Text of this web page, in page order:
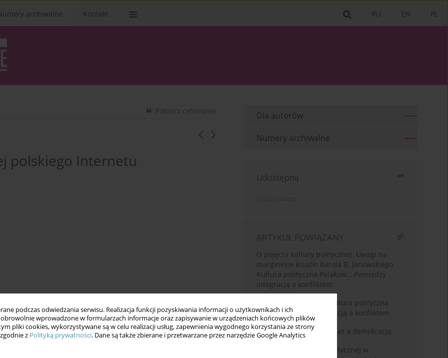
podczas odwiedzania serwisu. Realizacja funkcji pozyskiwania informacji o użytkownikach i ich
wprowadzone w formularzach informacje oraz zapisywanie w urządzeniach końcowych plików
pliki cookies, wykorzystywane są w celu realizacji usług, zapewnienia wygodnego korzystania ze strony
z Polityką prywatności. Dane są także zbierane i przetwarzane przez narzędzie Google Analytics
PL
EN
RU
archiwalne Kontakt
Pobierz cytowanie
polskiego Internetu
przemoc w Internecie
zjawisko przemocy w Internecie w oparciu o badanie
Dla autorów
Numery archiwalne
Udostępnij
ARTYKUŁ POWIĄZANY
O pojęciu kultury politycznej. Uwagi na
marginesie książki Karola B. Janowskiego
Kultura polityczna Polaków… Pomiędzy
integracją a konfliktem
KAROL B. JANOWSKI, Kultura polityczna
Polaków. Między integracją a konfliktem
Głosowanie przez Internet a demokracja
Analiza komunikacji politycznej w